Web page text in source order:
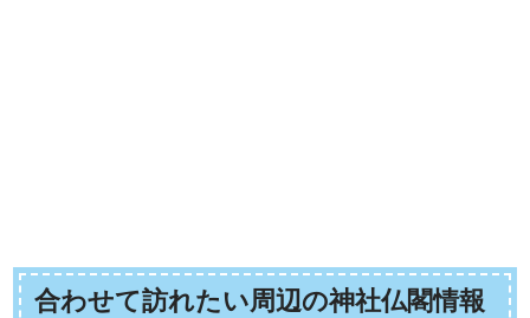
合わせて訪れたい周辺の神社仏閣情報